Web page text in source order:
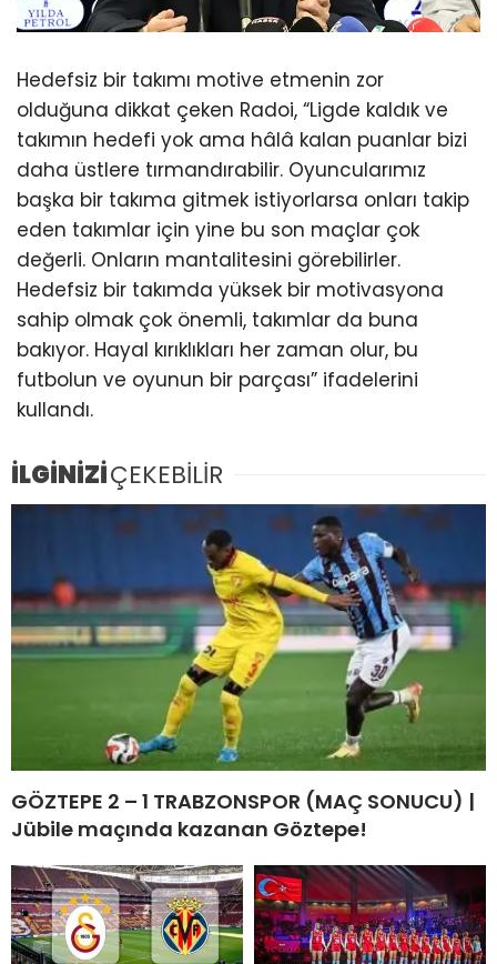
Hedefsiz bir takımı motive etmenin zor
olduğuna dikkat çeken Radoi, “Ligde kaldık ve
takımın hedefi yok ama hâlâ kalan puanlar bizi
daha üstlere tırmandırabilir. Oyuncularımız
başka bir takıma gitmek istiyorlarsa onları takip
eden takımlar için yine bu son maçlar çok
değerli. Onların mantalitesini görebilirler.
Hedefsiz bir takımda yüksek bir motivasyona
sahip olmak çok önemli, takımlar da buna
bakıyor. Hayal kırıklıkları her zaman olur, bu
futbolun ve oyunun bir parçası” ifadelerini
kullandı.
İLGİNİZİÇEKEBİLİR
GÖZTEPE 2 – 1 TRABZONSPOR (MAÇ SONUCU) |
Jübile maçında kazanan Göztepe!